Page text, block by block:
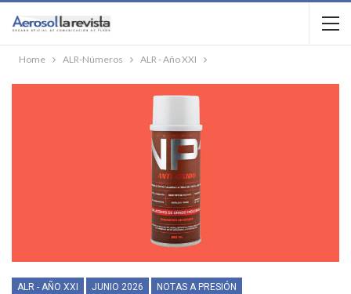
Home ALR-Números ALR - Año XXI
ALR - AÑO XXI JUNIO 2026 NOTAS A PRESIÓN